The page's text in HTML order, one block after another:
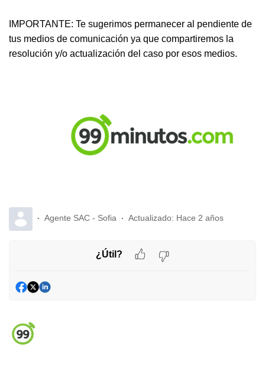
IMPORTANTE: Te sugerimos permanecer al pendiente de
tus medios de comunicación ya que compartiremos la
resolución y/o actualización del caso por esos medios.
Agente SAC - Sofia Actualizado: Hace 2 años
¿Útil?